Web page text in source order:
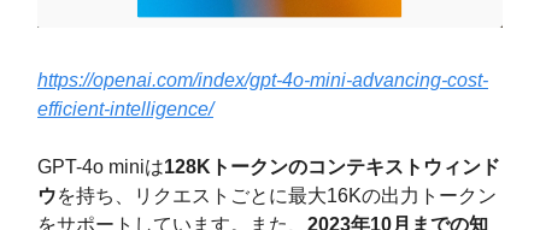
https://openai.com/index/gpt-4o-mini-advancing-cost-
efficient-intelligence/
GPT-4o miniは128Kトークンのコンテキストウィンド
ウを持ち、リクエストごとに最大16Kの出力トークン
をサポートしています。また、 2023年10月までの知